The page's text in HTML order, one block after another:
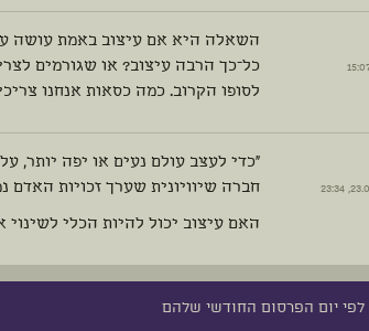
השאלה היא אם עיצוב באמת עושה
כל־כך הרבה עיצוב? או שגורמים
לסופו הקרוב. כמה כסאות אנחנו
"כדי לעצב עולם נעים או יפה יותר,
חברה שיוויונית שערך זכויות האדם
האם עיצוב יכול להיות הכלי
לפי יום הפרסום החודשי שלהם